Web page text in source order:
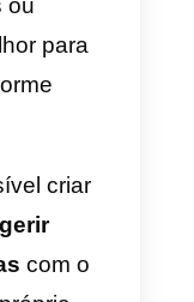
grandes
vai
o modo de
no